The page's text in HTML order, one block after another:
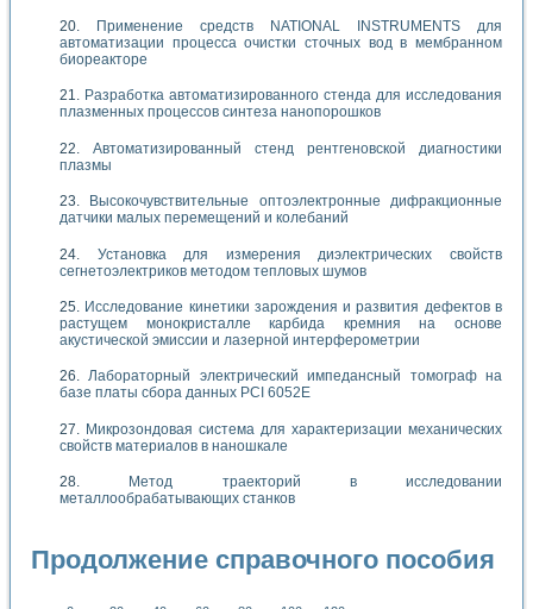
Применение средств NATIONAL INSTRUMENTS для
автоматизации процесса очистки сточных вод в мембранном
биореакторе
Разработка автоматизированного стенда для исследования
плазменных процессов синтеза нанопорошков
Автоматизированный стенд рентгеновской диагностики
плазмы
Высокочувствительные оптоэлектронные дифракционные
датчики малых перемещений и колебаний
Установка для измерения диэлектрических свойств
сегнетоэлектриков методом тепловых шумов
Исследование кинетики зарождения и развития дефектов в
растущем монокристалле карбида кремния на основе
акустической эмиссии и лазерной интерферометрии
Лабораторный электрический импедансный томограф на
базе платы сбора данных PCI 6052E
Микрозондовая система для характеризации механических
свойств материалов в наношкале
Метод траекторий в исследовании
металлообрабатывающих станков
Продолжение справочного пособия